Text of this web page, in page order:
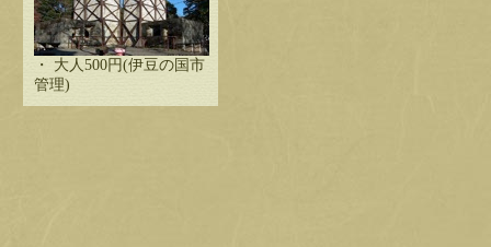
・ 大人500円(伊豆の国市
管理)